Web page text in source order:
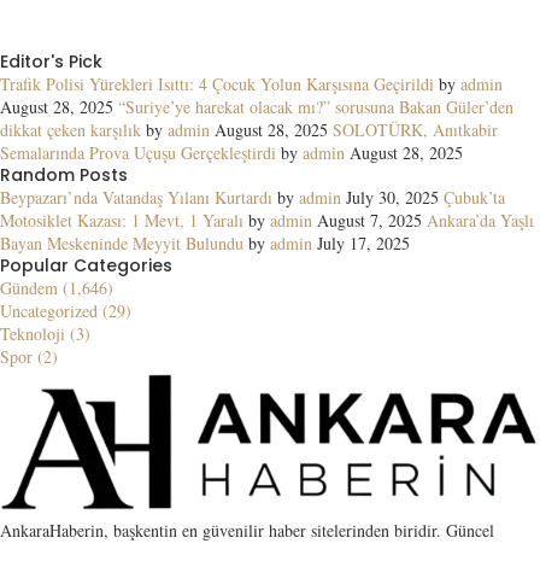
Editor's Pick
Trafik Polisi Yürekleri Isıttı: 4 Çocuk Yolun Karşısına Geçirildi by admin
August 28, 2025 “Suriye’ye harekat olacak mı?” sorusuna Bakan Güler’den
dikkat çeken karşılık by admin August 28, 2025 SOLOTÜRK, Anıtkabir
Semalarında Prova Uçuşu Gerçekleştirdi by admin August 28, 2025
Random Posts
Beypazarı’nda Vatandaş Yılanı Kurtardı by admin July 30, 2025 Çubuk’ta
Motosiklet Kazası: 1 Mevt, 1 Yaralı by admin August 7, 2025 Ankara’da Yaşlı
Bayan Meskeninde Meyyit Bulundu by admin July 17, 2025
Popular Categories
Gündem (1,646)
Uncategorized (29)
Teknoloji (3)
Spor (2)
AnkaraHaberin, başkentin en güvenilir haber sitelerinden biridir. Güncel